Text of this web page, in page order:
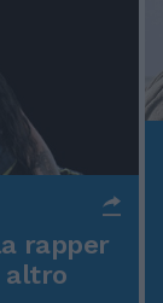
rapper
altro